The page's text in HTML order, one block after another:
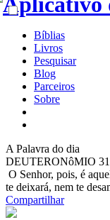
Bíblias
Livros
Pesquisar
Blog
Parceiros
Sobre
A Palavra do dia
DEUTERONôMIO
O Senhor, pois, é
te deixará, nem te
Compartilhar